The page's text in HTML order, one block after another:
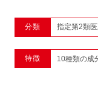
970 件のレ
分類 指定第2類
特徴 10種類の成